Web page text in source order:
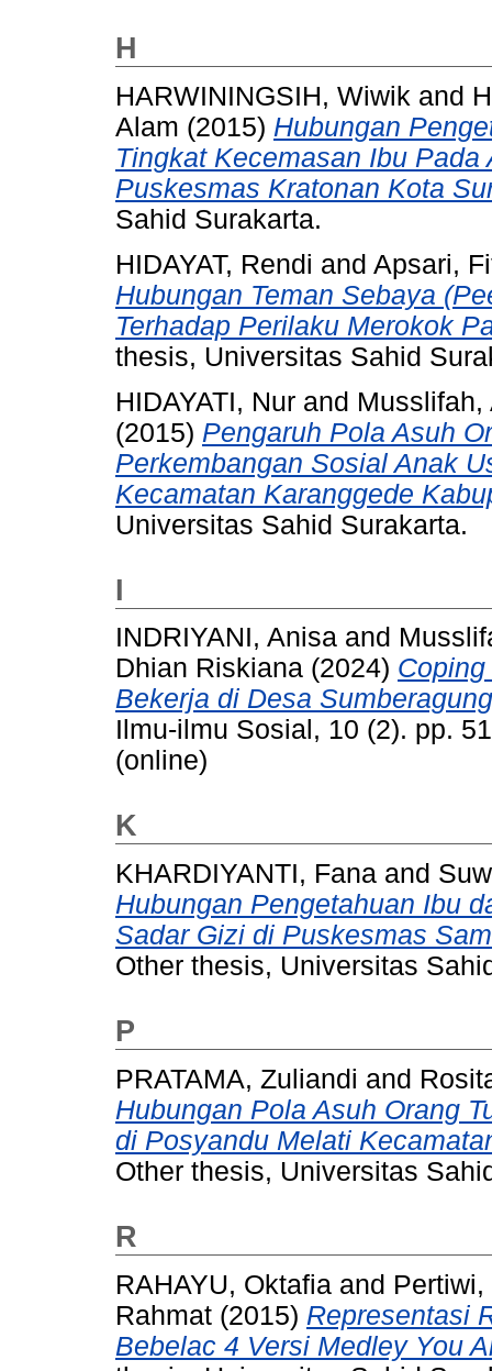
H
HARWININGSIH, Wiwik and
Alam (2015) Hubungan
Tingkat Kecemasan Ibu
Puskesmas Kratonan Kota
Sahid Surakarta.
HIDAYAT, Rendi and Apsari,
Hubungan Teman Sebaya
Terhadap Perilaku Merokok
thesis, Universitas Sahid
HIDAYATI, Nur and Musslifah,
(2015) Pengaruh Pola Asuh
Perkembangan Sosial Anak
Kecamatan Karanggede
Universitas Sahid Surakarta.
I
INDRIYANI, Anisa and
Dhian Riskiana (2024)
Bekerja di Desa
Ilmu-ilmu Sosial, 10 (2). pp.
(online)
K
KHARDIYANTI, Fana and
Hubungan Pengetahuan Ibu
Sadar Gizi di Puskesmas
Other thesis, Universitas
P
PRATAMA, Zuliandi and
Hubungan Pola Asuh Orang
di Posyandu Melati
Other thesis, Universitas
R
RAHAYU, Oktafia and
Rahmat (2015) Representasi
Bebelac 4 Versi Medley You